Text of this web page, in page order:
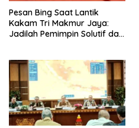
Pesan Bing Saat Lantik
Kakam Tri Makmur Jaya:
Jadilah Pemimpin Solutif dan